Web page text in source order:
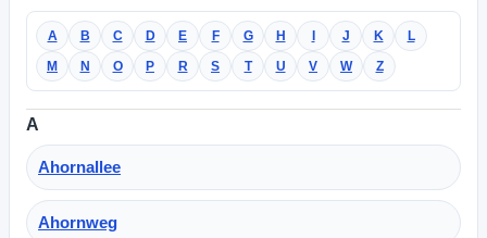
A B C D E F G H J K
L
M
N O P R S T U V W Z
A
Ahornallee
Ahornweg